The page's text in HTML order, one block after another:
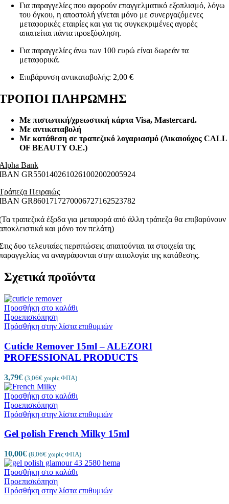
Για παραγγελίες που αφορούν επαγγελματικό εξοπλισμό, λόγω
του όγκου, η αποστολή γίνεται μόνο με συνεργαζόμενες
μεταφορικές εταιρίες και για τις συγκεκριμένες αγορές
απαιτείται πάντα προεξόφληση.
Για παραγγελίες άνω των 100 ευρώ είναι δωρεάν τα
μεταφορικά.
Επιβάρυνση αντικαταβολής: 2,00 €
ΠΛΗΡΩΜΗΣ
Με πιστωτική/χρεωστική κάρτα Visa, Mastercard.
Με αντικαταβολή
Με κατάθεση σε τραπεζικό λογαριασμό (Δικαιούχος CALL
OF BEAUTY O.E.)
Bank
GR5501402610261002002005924
Πειραιώς
GR8601717270006727162523782
τραπεζικά έξοδα για μεταφορά από άλλη τράπεζα θα επιβαρύνουν
και μόνο τον πελάτη)
δυο τελευταίες περιπτώσεις απαιτούνται τα στοιχεία της
να αναγράφονται στην αιτιολογία της κατάθεσης.
Σχετικά προϊόντα
Προσθήκη στο καλάθι
Προεπισκόπηση
Πρόσθήκη στην λίστα επιθυμιών
Cuticle Remover 15ml – ALEZORI
PROFESSIONAL PRODUCTS
3,79€ (3,06€ χωρίς ΦΠΑ)
Προσθήκη στο καλάθι
Προεπισκόπηση
Πρόσθήκη στην λίστα επιθυμιών
Gel polish French Milky 15ml
10,00€ (8,06€ χωρίς ΦΠΑ)
Προσθήκη στο καλάθι
Προεπισκόπηση
Πρόσθήκη στην λίστα επιθυμιών